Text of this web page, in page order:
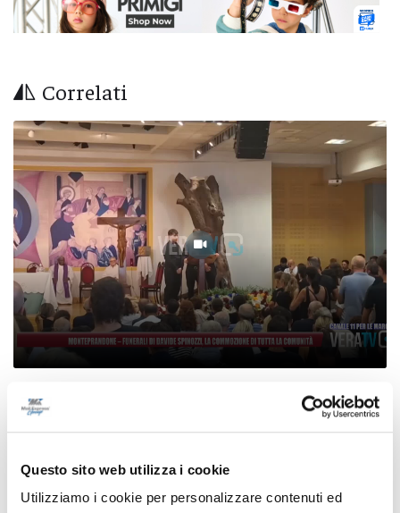
Questo sito web utilizza i cookie
Utilizziamo i cookie per personalizzare contenuti ed
Correlati
Monteprandone - Funerali di Davide Spinozzi,
la commozione di tutta la comunità